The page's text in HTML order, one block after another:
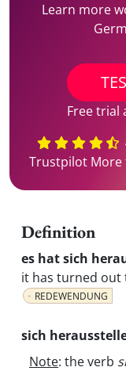
Learn more
Free trial
Trustpilot More
Definition
es hat sich
it has turned out
REDEWENDUNG
sich
Note: the verb